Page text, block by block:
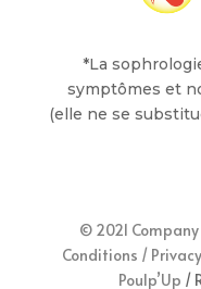
*La
symptômes et
(elle ne se
© 2021
Conditions /
Poulp’Up /